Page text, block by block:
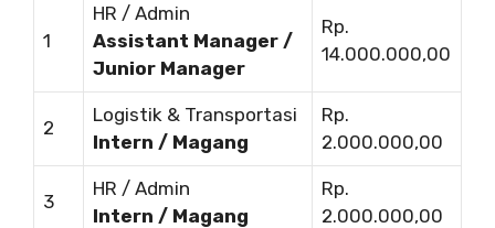
1
HR / Admin
Assistant Manager /
Junior Manager
Rp.
14.000.000,00
2
Logistik & Transportasi
Intern / Magang
Rp.
2.000.000,00
3
HR / Admin
Intern / Magang
Rp.
2.000.000,00